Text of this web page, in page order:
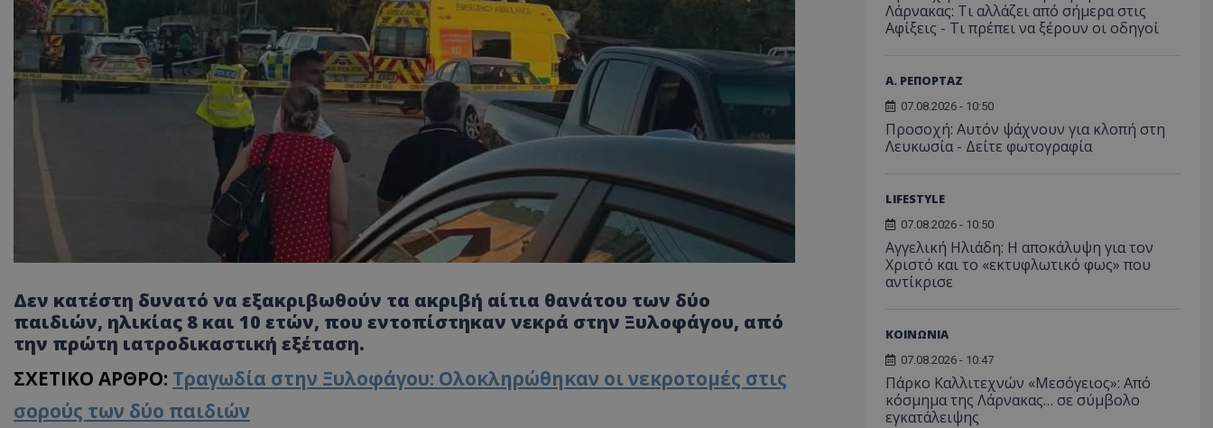
Δεν κατέστη δυνατό να εξακριβωθούν τα ακριβή αίτια θανάτου των δύο
παιδιών, ηλικίας 8 και 10 ετών, που εντοπίστηκαν νεκρά στην Ξυλοφάγου, από
την πρώτη ιατροδικαστική εξέταση.
ΣΧΕΤΙΚΟ ΑΡΘΡΟ: Τραγωδία στην Ξυλοφάγου: Ολοκληρώθηκαν οι νεκροτομές στις
σορούς των δύο παιδιών
Λάρνακας: Τι αλλάζει από σήμερα στις
Αφίξεις - Τι πρέπει να ξέρουν οι οδηγοί
Α. ΡΕΠΟΡΤΑΖ
07.08.2026 - 10:50
Προσοχή: Αυτόν ψάχνουν για κλοπή στη
Λευκωσία - Δείτε φωτογραφία
LIFESTYLE
07.08.2026 - 10:50
Αγγελική Ηλιάδη: Η αποκάλυψη για τον
Χριστό και το «εκτυφλωτικό φως» που
αντίκρισε
ΚΟΙΝΩΝΙΑ
07.08.2026 - 10:47
Πάρκο Καλλιτεχνών «Μεσόγειος»: Από
κόσμημα της Λάρνακας… σε σύμβολο
εγκατάλειψης